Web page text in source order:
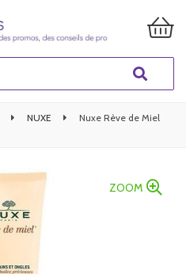
NUXE
Nuxe Rève de Miel
ZOOM